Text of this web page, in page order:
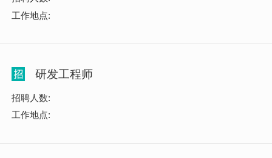
工作地点:
研发工程师
招聘人数:
工作地点: